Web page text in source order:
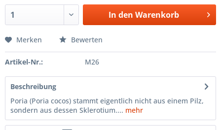
In den Warenkorb
Merken Bewerten
Artikel-Nr.: M26
Beschreibung
Poria (Poria cocos) stammt eigentlich nicht aus einem Pilz,
sondern aus dessen Sklerotium.... mehr